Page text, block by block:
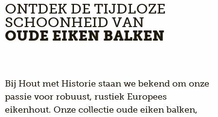
ONTDEK DE TIJDLOZE
SCHOONHEID VAN
OUDE EIKEN BALKEN
Bij Hout met Historie staan we bekend om onze
passie voor robuust, rustiek Europees
eikenhout. Onze collectie oude eiken balken,